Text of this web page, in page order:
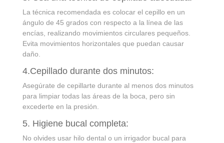
La técnica recomendada es colocar el cepillo en un
ángulo de 45 grados con respecto a la línea de las
encías, realizando movimientos circulares pequeños.
Evita movimientos horizontales que puedan causar
daño.
4.Cepillado durante dos minutos:
Asegúrate de cepillarte durante al menos dos minutos
para limpiar todas las áreas de la boca, pero sin
excederte en la presión.
5. Higiene bucal completa:
No olvides usar hilo dental o un irrigador bucal para